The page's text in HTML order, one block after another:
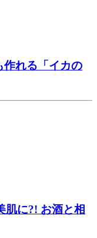
作れる「イカの
肌に?! お酒と相